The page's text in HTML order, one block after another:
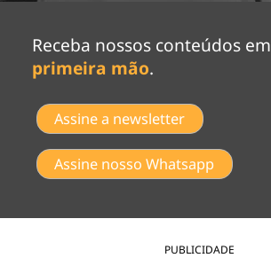
Receba nossos conteúdos em
primeira mão.
Assine a newsletter
Assine nosso Whatsapp
PUBLICIDADE